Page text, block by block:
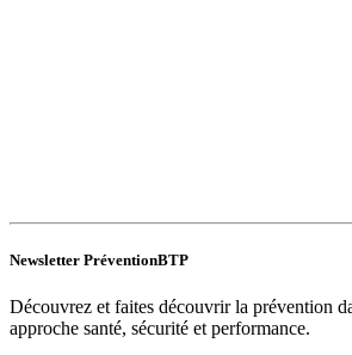
Newsletter PréventionBTP
Découvrez et faites découvrir la prévention
approche santé, sécurité et performance.